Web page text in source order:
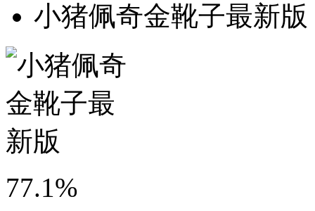
小猪佩奇金靴子最新版
77.1%